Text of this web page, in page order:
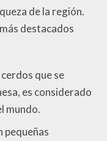
de la región.
destacados
que se
es considerado
mundo.
pequeñas